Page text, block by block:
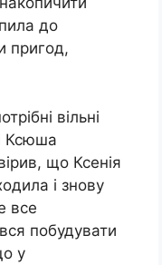
до
пригод,
вільні
Ксюша
що Ксенія
і знову
все
побудувати
у